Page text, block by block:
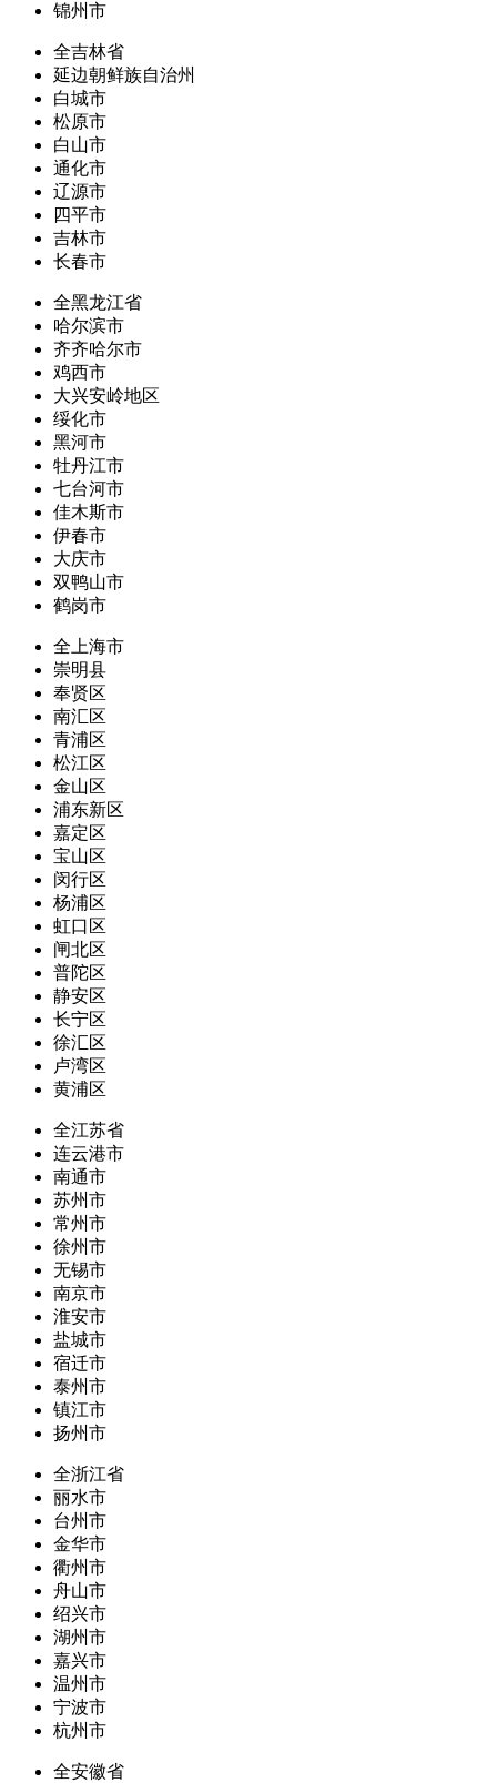
锦州市
全吉林省
延边朝鲜族自治州
白城市
松原市
白山市
通化市
辽源市
四平市
吉林市
长春市
全黑龙江省
哈尔滨市
齐齐哈尔市
鸡西市
大兴安岭地区
绥化市
黑河市
牡丹江市
七台河市
佳木斯市
伊春市
大庆市
双鸭山市
鹤岗市
全上海市
崇明县
奉贤区
南汇区
青浦区
松江区
金山区
浦东新区
嘉定区
宝山区
闵行区
杨浦区
虹口区
闸北区
普陀区
静安区
长宁区
徐汇区
卢湾区
黄浦区
全江苏省
连云港市
南通市
苏州市
常州市
徐州市
无锡市
南京市
淮安市
盐城市
宿迁市
泰州市
镇江市
扬州市
全浙江省
丽水市
台州市
金华市
衢州市
舟山市
绍兴市
湖州市
嘉兴市
温州市
宁波市
杭州市
全安徽省